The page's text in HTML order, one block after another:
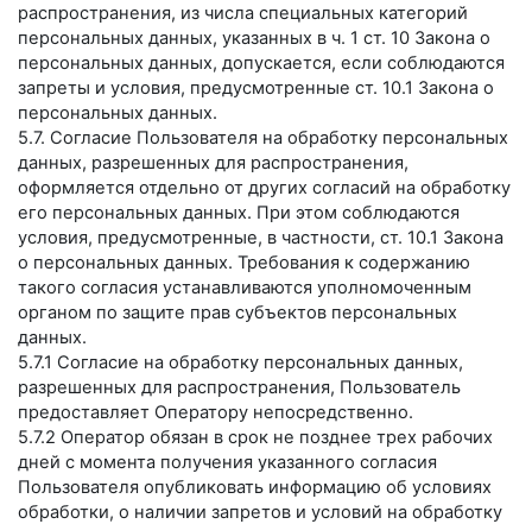
распространения, из числа специальных категорий
персональных данных, указанных в ч. 1 ст. 10 Закона о
персональных данных, допускается, если соблюдаются
запреты и условия, предусмотренные ст. 10.1 Закона о
персональных данных.
5.7. Согласие Пользователя на обработку персональных
данных, разрешенных для распространения,
оформляется отдельно от других согласий на обработку
его персональных данных. При этом соблюдаются
условия, предусмотренные, в частности, ст. 10.1 Закона
о персональных данных. Требования к содержанию
такого согласия устанавливаются уполномоченным
органом по защите прав субъектов персональных
данных.
5.7.1 Согласие на обработку персональных данных,
разрешенных для распространения, Пользователь
предоставляет Оператору непосредственно.
5.7.2 Оператор обязан в срок не позднее трех рабочих
дней с момента получения указанного согласия
Пользователя опубликовать информацию об условиях
обработки, о наличии запретов и условий на обработку